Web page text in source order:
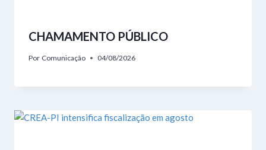
CHAMAMENTO PÚBLICO
Por Comunicação 04/08/2026